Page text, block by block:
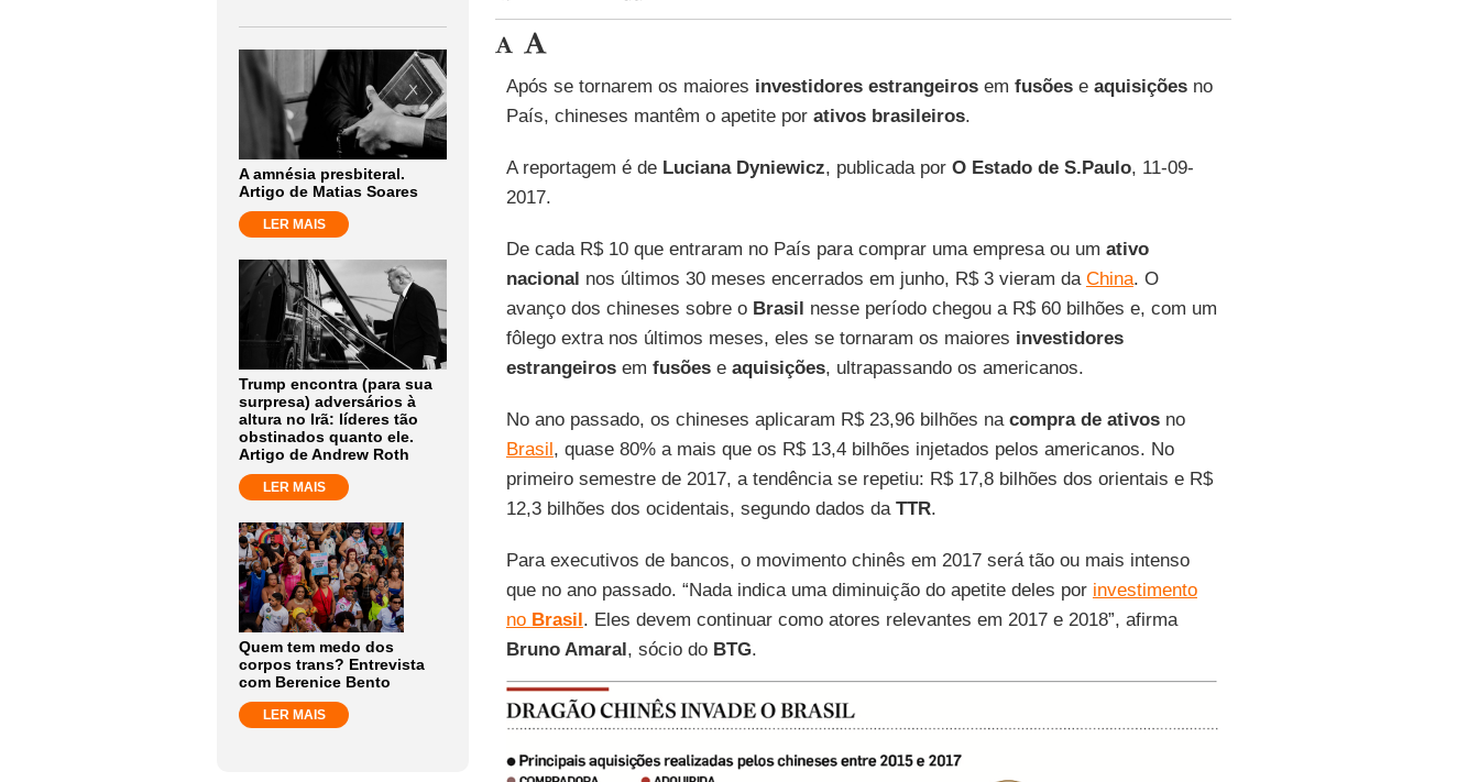
A amnésia presbiteral.
Artigo de Matias Soares
LER MAIS
Trump encontra (para sua
surpresa) adversários à
altura no Irã: líderes tão
obstinados quanto ele.
Artigo de Andrew Roth
LER MAIS
Quem tem medo dos
corpos trans? Entrevista
com Berenice Bento
LER MAIS
Após se tornarem os maiores investidores estrangeirosem fusõese aquisiçõesno
País, chineses mantêm o apetite por ativos brasileiros.
A reportagem é de Luciana Dyniewicz, publicada por O Estado de S.Paulo, 11-09-
2017.
De cada R$ 10 que entraram no País para comprar uma empresa ou um ativo
nacional nos últimos 30 meses encerrados em junho, R$ 3 vieram da China. O
avanço dos chineses sobre o Brasil nesse período chegou a R$ 60 bilhões e, com um
fôlego extra nos últimos meses, eles se tornaram os maiores investidores
estrangeirosem fusõese aquisições, ultrapassando os americanos.
No ano passado, os chineses aplicaram R$ 23,96 bilhões na compra de ativosno
Brasil, quase 80% a mais que os R$ 13,4 bilhões injetados pelos americanos. No
primeiro semestre de 2017, a tendência se repetiu: R$ 17,8 bilhões dos orientais e R$
12,3 bilhões dos ocidentais, segundo dados da TTR.
Para executivos de bancos, o movimento chinês em 2017 será tão ou mais intenso
que no ano passado. “Nada indica uma diminuição do apetite deles por investimento
no Brasil. Eles devem continuar como atores relevantes em 2017 e 2018”, afirma
Bruno Amaral, sócio do BTG.